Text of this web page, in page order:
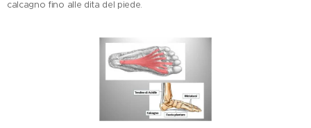
calcagno fino alle dita del piede.